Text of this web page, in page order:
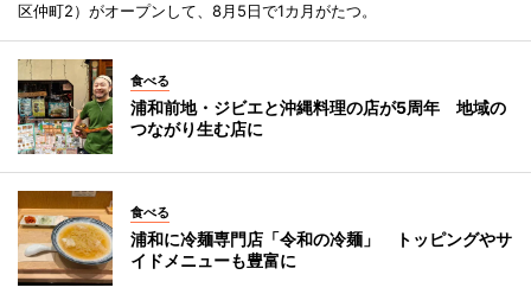
区仲町2）がオープンして、8月5日で1カ月がたつ。
食べる
浦和前地・ジビエと沖縄料理の店が5周年 地域の
つながり生む店に
食べる
浦和に冷麺専門店「令和の冷麺」 トッピングやサ
イドメニューも豊富に